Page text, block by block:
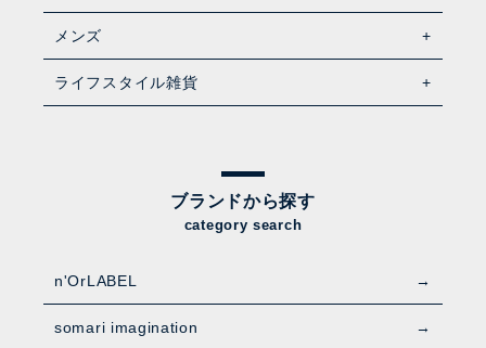
メンズ
ライフスタイル雑貨
ブランドから探す
category search
n'OrLABEL
somari imagination